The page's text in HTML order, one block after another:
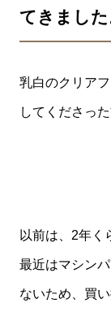
てきました
乳白のクリア
してくださった
以前は、2年く
最近はマシン
ないため、買